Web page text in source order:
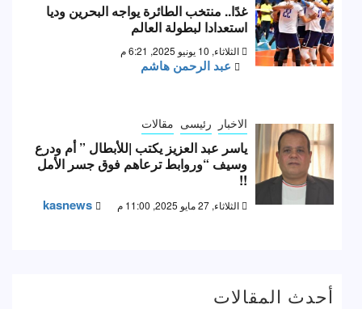
غدًا.. منتخب الطائرة يواجه البحرين وديا
استعدادا لبطولة العالم
الثلاثاء, 10 يونيو 2025, 6:21 م
عبد الرحمن هاشم
الاخبار رئيسى مقالات
ياسر عبد العزيز يكتب |للأبطال ” أم ودرع
وسيف “وروابط ترعاهم فوق جسر الأمل
!!
الثلاثاء, 27 مايو 2025, 11:00 م kasnews
أحدث المقالات